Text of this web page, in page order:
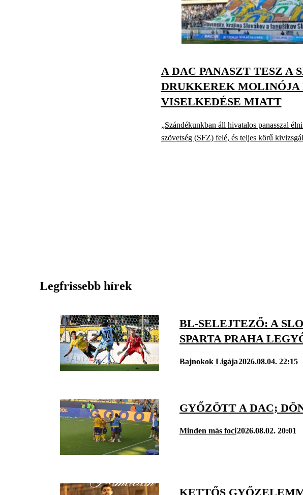
A DAC PANASZT TESZ A
DRUKKEREK MOLINÓJA
VISELKEDÉSE MIATT
„Szándékunkban áll hivatalos panasszal
szövetség (SFZ) felé, és teljes körű
Legfrissebb hírek
BL-SELEJTEZŐ: A
SPARTA PRAHA
Bajnokok Ligája2026.08.04. 22:15
GYŐZÖTT A DAC;
Minden más foci2026.08.02. 20:01
KETTŐS